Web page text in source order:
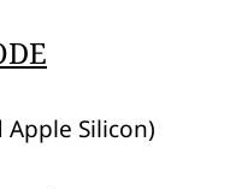
Silicon)